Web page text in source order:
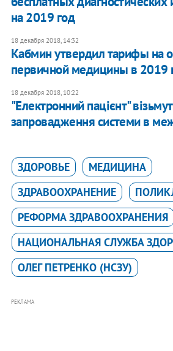
на 2019 год
18 декабря 2018, 14:32
Кабмин утвердил тарифы на
первичной медицины в 2019
18 декабря 2018, 10:22
"Електронний пацієнт"
запровадження системи в
ЗДОРОВЬЕ
МЕДИЦИНА
ЗДРАВООХРАНЕНИЕ
РЕФОРМА ЗДРАВООХРАНЕНИЯ
НАЦИОНАЛЬНАЯ СЛУЖБА
ОЛЕГ ПЕТРЕНКО (НСЗУ)
РЕКЛАМА